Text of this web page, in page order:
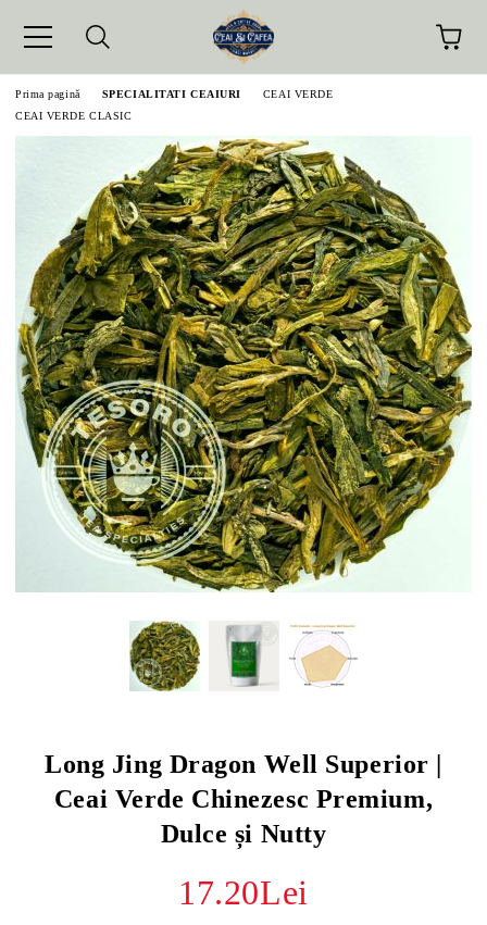
Prima pagină SPECIALITATI CEAIURI
CEAI VERDE
CEAI VERDE CLASIC
Long Jing Dragon Well Superior |
Ceai Verde Chinezesc Premium,
Dulce și Nutty
17.20Lei